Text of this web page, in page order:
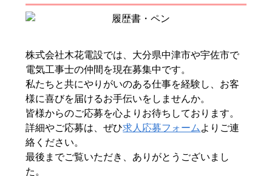
株式会社木花電設では、大分県中津市や宇佐市で
電気工事士の仲間を現在募集中です。
私たちと共にやりがいのある仕事を経験し、お客
様に喜びを届けるお手伝いをしませんか。
皆様からのご応募を心よりお待ちしております。
詳細やご応募は、ぜひ求人応募フォームよりご連
絡ください。
最後までご覧いただき、ありがとうございまし
た。